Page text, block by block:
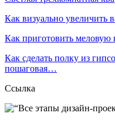
Как визуально увеличить
Как приготовить меловую
Как сделать полку из
пошаговая…
Ссылка